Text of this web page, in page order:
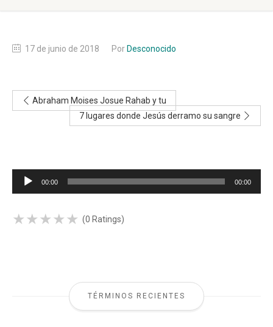
17 de junio de 2018 Por Desconocido
Abraham Moises Josue Rahab y tu
7 lugares donde Jesús derramo su sangre
Reproductor
00:00 00:00
★★★★★
★★★★★ (0 Ratings)
TÉRMINOS RECIENTES